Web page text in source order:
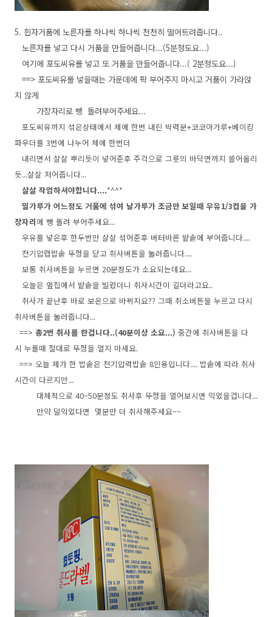
5. 흰자거품에 노른자를 하나씩 하나씩 천천히 떨어트려줍니다..
노른자를 넣고 다시 거품을 만들어줍니다...(5분정도요...)
여기에 포도씨유를 넣고 또 거품을 만들어줍니다...( 2분정도요...)
==> 포도씨유를 넣을때는 가운데에 팍 부어주지 마시고 거품이 가라앉
지 않게
가장자리로 뺑 돌려부어주세요...
포도씨유까지 섞은상태에서 체에 한번 내린 박력분+코코아가루+베이킹
파우더를 3번에 나누어 체에 한번더
내리면서 살살 뿌리듯이 넣어준후 주걱으로 그릇의 바닥면까지 쓸어올리
듯...살살 저어줍니다...
살살 작업하셔야합니다....*^^*
밀가루가 어느정도 거품에 섞여 날가루가 조금만 보일때 우유1/3컵을 가
장자리에 뺑 돌려 부어주세요...
우유를 넣은후 한두번만 살살 섞어준후 버터바른 밭솥에 부어줍니다....
전기압렵밥솥 뚜껑을 닫고 취사버튼을 눌러줍니다....
보통 취사버튼을 누르면 20분정도가 소요되는데요...
오늘은 옆집에서 밭솥을 빌렸더니 취사시간이 길더라고요..
취사가 끝난후 바로 보온으로 바뀌지요?? 그때 취소버튼을 누르고 다시
취사버튼을 눌러줍니다...
==> 총2번 취사를 한겁니다..(40분이상 소요...) 중간에 취사버튼을 다
시 누를때 절대로 뚜껑을 열지 마세요.
==> 오늘 제가 한 밥솥은 전기압력밥솥 8인용입니다.... 밥솥에 따라 취사
시간이 다르지만...
대체적으로 40~50분정도 취사후 뚜껑을 열어보시면 익었을겁니다...
만약 덜익었다면 몇분만 더 취사해주세요~~